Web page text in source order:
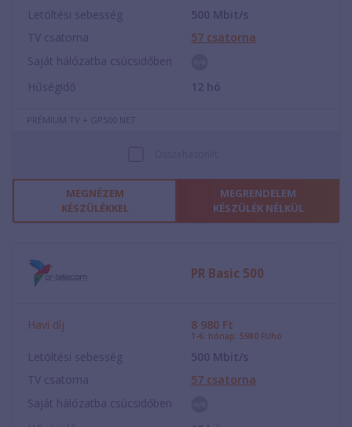
Letöltési sebesség 500 Mbit/s
TV csatorna
57 csatorna
Saját hálózatba csúcsidőben
Hűségidő
12 hó
PRÉMIUM TV + GP500 NET
MEGNÉZEM
KÉSZÜLÉKKEL
MEGRENDELEM
KÉSZÜLÉK NÉLKÜL
PR Basic 500
Havi díj 8 980 Ft
1-6. hónap: 5980 Ft/hó
Letöltési sebesség 500 Mbit/s
TV csatorna
57 csatorna
Saját hálózatba csúcsidőben